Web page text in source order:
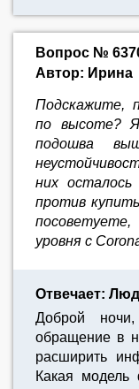
Вопрос №
Автор: Ирина
Подскажите,
по высоте?
подошва
них
против
уровня с
Отвечает:
Доброй
обращение в
расширить
Какая